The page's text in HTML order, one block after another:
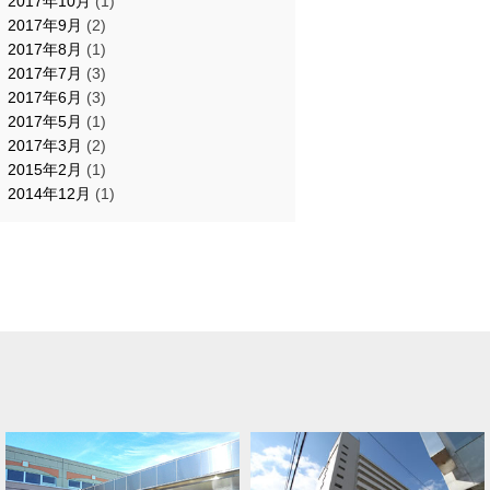
2017年9月 (2)
2017年8月 (1)
2017年7月 (3)
2017年6月 (3)
2017年5月 (1)
2017年3月 (2)
2015年2月 (1)
2014年12月 (1)